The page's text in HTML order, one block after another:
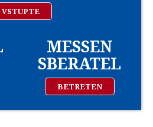
VSTUPTE
MESSEN
SBERATEL
BETRETEN